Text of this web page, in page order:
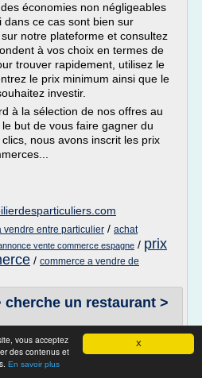
X
vous acceptez
des contenus et
En savoir plus
économies non négligeables
ce cas sont bien sur
notre plateforme et consultez
à vos choix en termes de
trouver rapidement, utilisez le
le prix minimum ainsi que le
investir.
à la sélection de nos offres au
but de vous faire gagner du
nous avons inscrit les prix
vendre entre particulier / achat
vente commerce espagne / prix
/ commerce a vendre de
cherche un restaurant >
café hôtel restaurant Bordeaux
café hôtel restaurant